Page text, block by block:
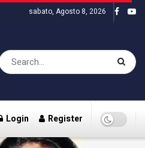
sabato, Agosto 8, 2026
Login Register